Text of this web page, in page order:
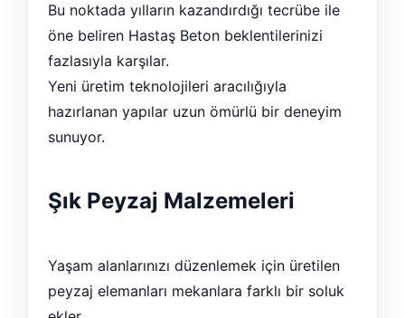
Bu noktada yılların kazandırdığı tecrübe ile
öne beliren Hastaş Beton beklentilerinizi
fazlasıyla karşılar.
Yeni üretim teknolojileri aracılığıyla
hazırlanan yapılar uzun ömürlü bir deneyim
sunuyor.
Şık Peyzaj Malzemeleri
Yaşam alanlarınızı düzenlemek için üretilen
peyzaj elemanları mekanlara farklı bir soluk